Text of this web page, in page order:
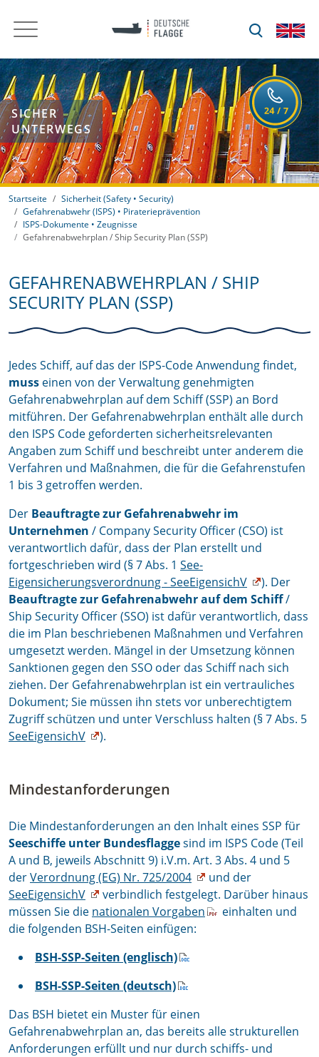
SICHER
UNTERWEGS
Startseite
Sicherheit (Safety • Security)
Gefahrenabwehr (ISPS) • Piraterieprävention
ISPS-Dokumente • Zeugnisse
Gefahrenabwehrplan / Ship Security Plan (SSP)
GEFAHRENABWEHRPLAN / SHIP
SECURITY PLAN (SSP)
Jedes Schiff, auf das der ISPS-Code Anwendung findet,
muss einen von der Verwaltung genehmigten
Gefahrenabwehrplan auf dem Schiff (SSP) an Bord
mitführen. Der Gefahrenabwehrplan enthält alle durch
den ISPS Code geforderten sicherheitsrelevanten
Angaben zum Schiff und beschreibt unter anderem die
Verfahren und Maßnahmen, die für die Gefahrenstufen
1 bis 3 getroffen werden.
Der Beauftragte zur Gefahrenabwehr im
Unternehmen / Company Security Officer (CSO) ist
verantwortlich dafür, dass der Plan erstellt und
fortgeschrieben wird (§ 7 Abs. 1 See-
Eigensicherungsverordnung - SeeEigensichV
). Der
Beauftragte zur Gefahrenabwehr auf dem Schiff/
Ship Security Officer (SSO) ist dafür verantwortlich, dass
die im Plan beschriebenen Maßnahmen und Verfahren
umgesetzt werden. Mängel in der Umsetzung können
Sanktionen gegen den SSO oder das Schiff nach sich
ziehen. Der Gefahrenabwehrplan ist ein vertrauliches
Dokument; Sie müssen ihn stets vor unberechtigtem
Zugriff schützen und unter Verschluss halten (§ 7 Abs. 5
SeeEigensichV
).
Mindestanforderungen
Die Mindestanforderungen an den Inhalt eines SSP für
Seeschiffe unter Bundesflaggesind im ISPS Code (Teil
A und B, jeweils Abschnitt 9) i.V.m. Art. 3 Abs. 4 und 5
derVerordnung (EG) Nr. 725/2004
und der
SeeEigensichV
verbindlich festgelegt. Darüber hinaus
müssen Sie die nationalen Vorgaben
einhalten und
die folgenden BSH-Seiten einfügen:
BSH-SSP-Seiten (englisch)
BSH-SSP-Seiten (deutsch)
Das BSH bietet ein Muster für einen
Gefahrenabwehrplan an, das bereits alle strukturellen
Anforderungen erfüllt und nur durch schiffs- und